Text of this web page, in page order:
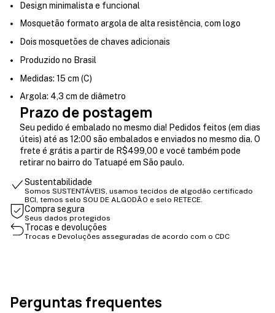
Design minimalista e funcional
Mosquetão formato argola de alta resistência, com logo
Dois mosquetões de chaves adicionais
Produzido no Brasil
Medidas: 15 cm (C)
Argola: 4,3 cm de diâmetro
Prazo de postagem
Seu pedido é embalado no mesmo dia! Pedidos feitos (em dias
úteis) até as 12:00 são embalados e enviados no mesmo dia. O
frete é grátis a partir de R$499,00 e você também pode
retirar no bairro do Tatuapé em São paulo.
Sustentabilidade
Somos SUSTENTÁVEIS, usamos tecidos de algodão certificado
BCI, temos selo SOU DE ALGODÃO e selo RETECE.
Compra segura
Seus dados protegidos
Trocas e devoluções
Trocas e Devoluções asseguradas de acordo com o CDC
Perguntas frequentes